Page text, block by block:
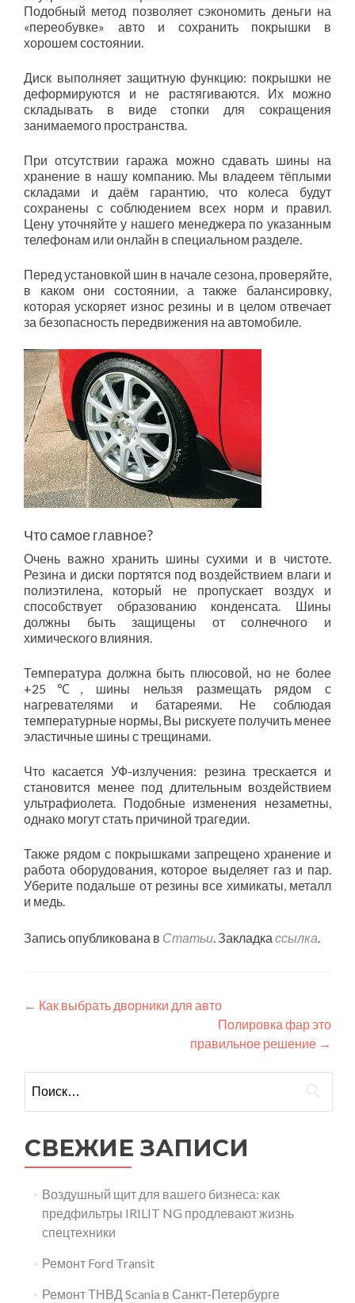
Подобный метод позволяет сэкономить деньги на
«переобувке» авто и сохранить покрышки в
хорошем состоянии.
Диск выполняет защитную функцию: покрышки не
деформируются и не растягиваются. Их можно
складывать в виде стопки для сокращения
занимаемого пространства.
При отсутствии гаража можно сдавать шины на
хранение в нашу компанию. Мы владеем тёплыми
складами и даём гарантию, что колеса будут
сохранены с соблюдением всех норм и правил.
Цену уточняйте у нашего менеджера по указанным
телефонам или онлайн в специальном разделе.
Перед установкой шин в начале сезона, проверяйте,
в каком они состоянии, а также балансировку,
которая ускоряет износ резины и в целом отвечает
за безопасность передвижения на автомобиле.
Что самое главное?
Очень важно хранить шины сухими и в чистоте.
Резина и диски портятся под воздействием влаги и
полиэтилена, который не пропускает воздух и
способствует образованию конденсата. Шины
должны быть защищены от солнечного и
химического влияния.
Температура должна быть плюсовой, но не более
+25℃, шины нельзя размещать рядом с
нагревателями и батареями. Не соблюдая
температурные нормы, Вы рискуете получить менее
эластичные шины с трещинами.
Что касается УФ-излучения: резина трескается и
становится менее под длительным воздействием
ультрафиолета. Подобные изменения незаметны,
однако могут стать причиной трагедии.
Также рядом с покрышками запрещено хранение и
работа оборудования, которое выделяет газ и пар.
Уберите подальше от резины все химикаты, металл
и медь.
Запись опубликована в Статьи. Закладка ссылка.
Навигация
записям
← Как выбрать дворники для авто
Полировка фар это
правильное решение →
СВЕЖИЕ ЗАПИСИ
Воздушный щит для вашего бизнеса: как
предфильтры IRILIT NG продлевают жизнь
спецтехники
Ремонт Ford Transit
Ремонт ТНВД Scania в Санкт-Петербурге